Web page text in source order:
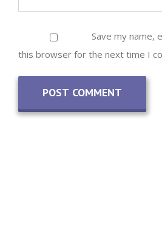
Save my name,
this browser for the next time I